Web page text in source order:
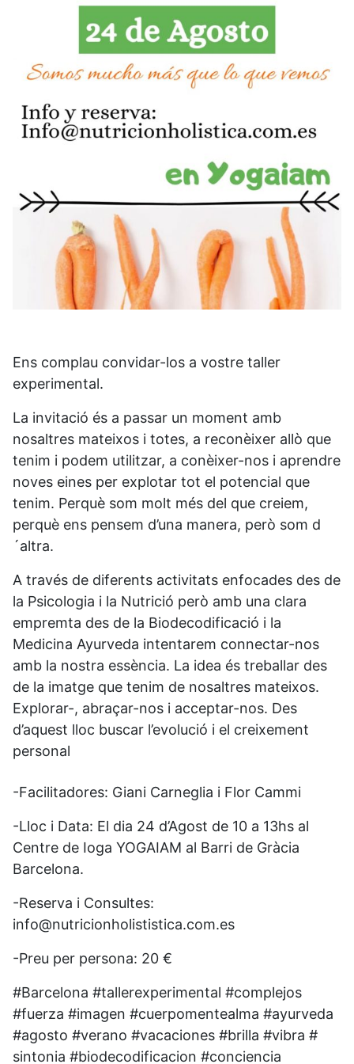
Ens complau convidar-los a vostre taller
experimental.
La invitació és a passar un moment amb
nosaltres mateixos i totes, a reconèixer allò que
tenim i podem utilitzar, a conèixer-nos i aprendre
noves eines per explotar tot el potencial que
tenim. Perquè som molt més del que creiem,
perquè ens pensem d’una manera, però som d
´altra.
A través de diferents activitats enfocades des de
la Psicologia i la Nutrició però amb una clara
empremta des de la Biodecodificació i la
Medicina Ayurveda intentarem connectar-nos
amb la nostra essència. La idea és treballar des
de la imatge que tenim de nosaltres mateixos.
Explorar-, abraçar-nos i acceptar-nos. Des
d’aquest lloc buscar l’evolució i el creixement
personal
-Facilitadores: Giani Carneglia i Flor Cammi
-Lloc i Data: El dia 24 d’Agost de 10 a 13hs al
Centre de Ioga YOGAIAM al Barri de Gràcia
Barcelona.
-Reserva i Consultes:
info@nutricionholististica.com.es
-Preu per persona: 20 €
#Barcelona #tallerexperimental #complejos
#fuerza #imagen #cuerpomentealma #ayurveda
#agosto #verano #vacaciones #brilla #vibra #
sintonia #biodecodificacion #conciencia